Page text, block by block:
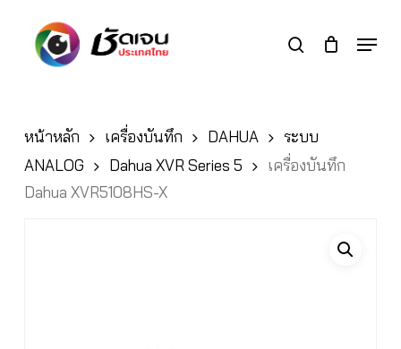
search Menu
หน้าหลัก เครื่องบันทึก DAHUA
ระบบ
ANALOG
Dahua XVR Series 5
เครื่องบันทึก
Dahua XVR5108HS-X
Close